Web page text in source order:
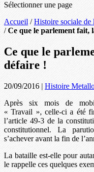
Sélectionner une page
Accueil /Histoire sociale
/Ce que le parlement fait,
Ce que le
défaire !
20/09/2016 | Histoire
Après six mois de
« Travail », celle-ci a été
l’article 49-3 de la
constitutionnel. La
s’achever avant la fin de
La bataille est-elle pour
le rappelle ces quelques